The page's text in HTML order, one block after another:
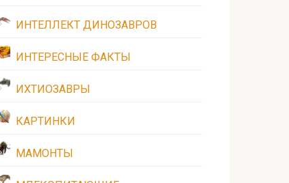
ИНТЕЛЛЕКТ ДИНОЗАВРОВ
ИНТЕРЕСНЫЕ ФАКТЫ
ИХТИОЗАВРЫ
КАРТИНКИ
МАМОНТЫ